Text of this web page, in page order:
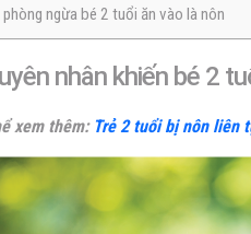
phòng ngừa bé 2 tuổi ăn vào là nôn
nhân khiến bé 2
xem thêm: Trẻ 2 tuổi bị nôn liên